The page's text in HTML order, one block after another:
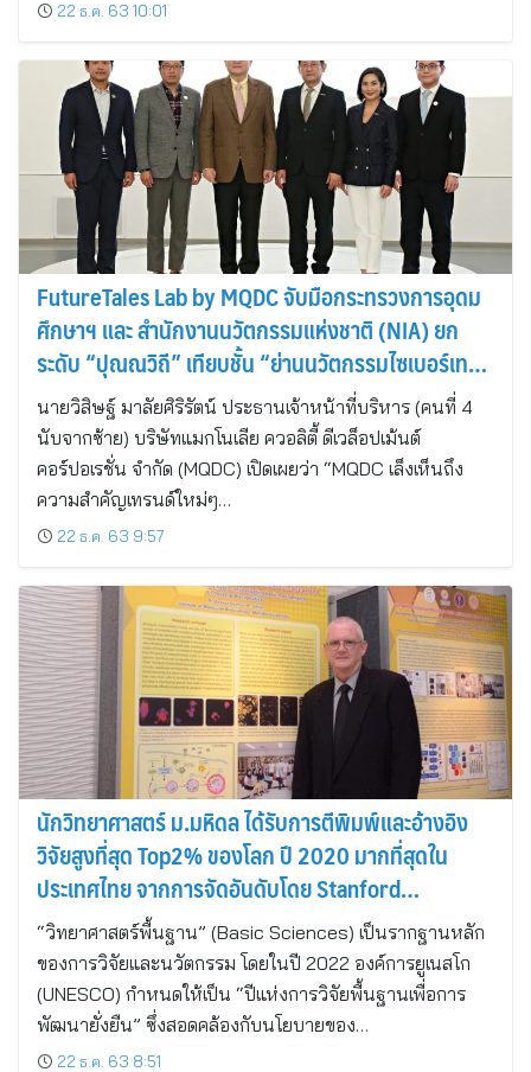
22 ธ.ค. 63 10:01
FutureTales Lab by MQDC จับมือกระทรวงการอุดม
ศึกษาฯ และ สำนักงานนวัตกรรมแห่งชาติ (NIA) ยก
ระดับ “ปุณณวิถี” เทียบชั้น “ย่านนวัตกรรมไซเบอร์เทค”
ระดับโลก
นายวิสิษฐ์ มาลัยศิริรัตน์ ประธานเจ้าหน้าที่บริหาร (คนที่ 4
นับจากซ้าย) บริษัทแมกโนเลีย ควอลิตี้ ดีเวล็อปเม้นต์
คอร์ปอเรชั่น จำกัด (MQDC) เปิดเผยว่า “MQDC เล็งเห็นถึง
ความสำคัญเทรนด์ใหม่ๆ…
22 ธ.ค. 63 9:57
นักวิทยาศาสตร์ ม.มหิดล ได้รับการตีพิมพ์และอ้างอิง
วิจัยสูงที่สุด Top2% ของโลก ปี 2020 มากที่สุดใน
ประเทศไทย จากการจัดอันดับโดย Stanford
University
“วิทยาศาสตร์พื้นฐาน” (Basic Sciences) เป็นรากฐานหลัก
ของการวิจัยและนวัตกรรม โดยในปี 2022 องค์การยูเนสโก
(UNESCO) กำหนดให้เป็น “ปีแห่งการวิจัยพื้นฐานเพื่อการ
พัฒนายั่งยืน” ซึ่งสอดคล้องกับนโยบายของ…
22 ธ.ค. 63 8:51